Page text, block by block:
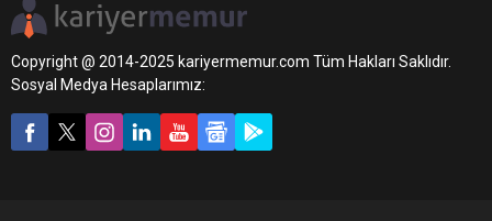
Copyright @ 2014-2025 kariyermemur.com Tüm Hakları Saklıdır.
Sosyal Medya Hesaplarımız: